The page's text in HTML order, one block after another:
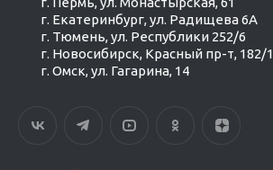
Ольга Кравченко
вас появятся вопросы.
г. Екатеринбург, ул. Радищева 6А
г. Тюмень, ул. Республики 252/6
г. Новосибирск, Красный пр-т, 182/1
г. Омск, ул. ​Гагарина, 14